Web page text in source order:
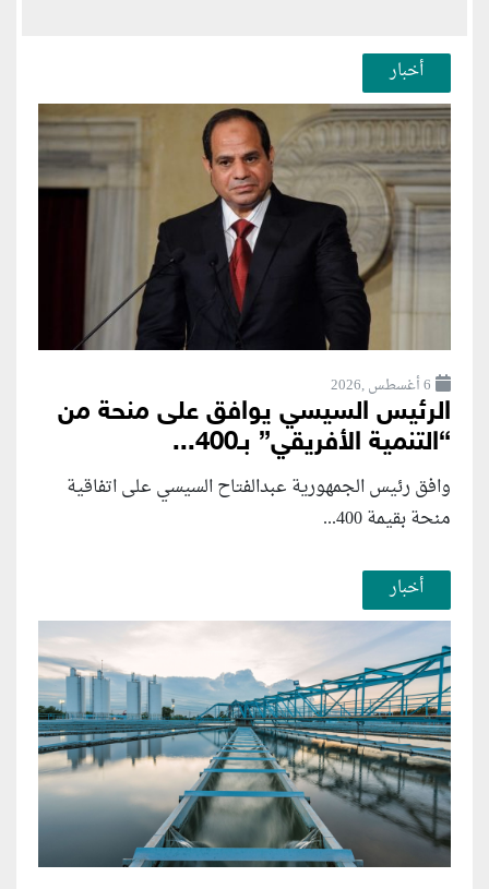
أخبار
6 أغسطس ,2026
الرئيس السيسي يوافق على منحة من
“التنمية الأفريقي” بـ400...
وافق رئيس الجمهورية عبدالفتاح السيسي على اتفاقية
منحة بقيمة 400...
أخبار